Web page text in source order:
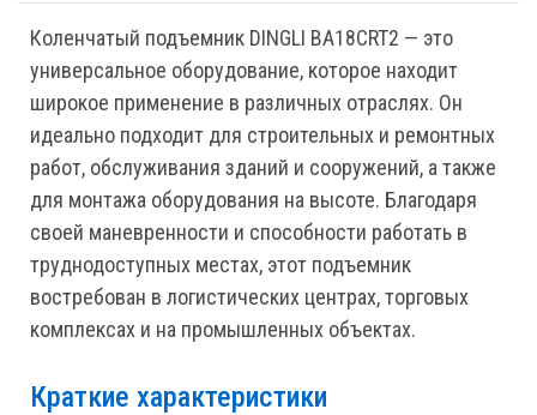
Коленчатый подъемник DINGLI BA18CRT2 — это
универсальное оборудование, которое находит
широкое применение в различных отраслях. Он
идеально подходит для строительных и ремонтных
работ, обслуживания зданий и сооружений, а также
для монтажа оборудования на высоте. Благодаря
своей маневренности и способности работать в
труднодоступных местах, этот подъемник
востребован в логистических центрах, торговых
комплексах и на промышленных объектах.
Краткие характеристики